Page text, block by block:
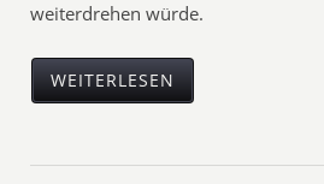
weiterdrehen würde.
WEITERLESEN